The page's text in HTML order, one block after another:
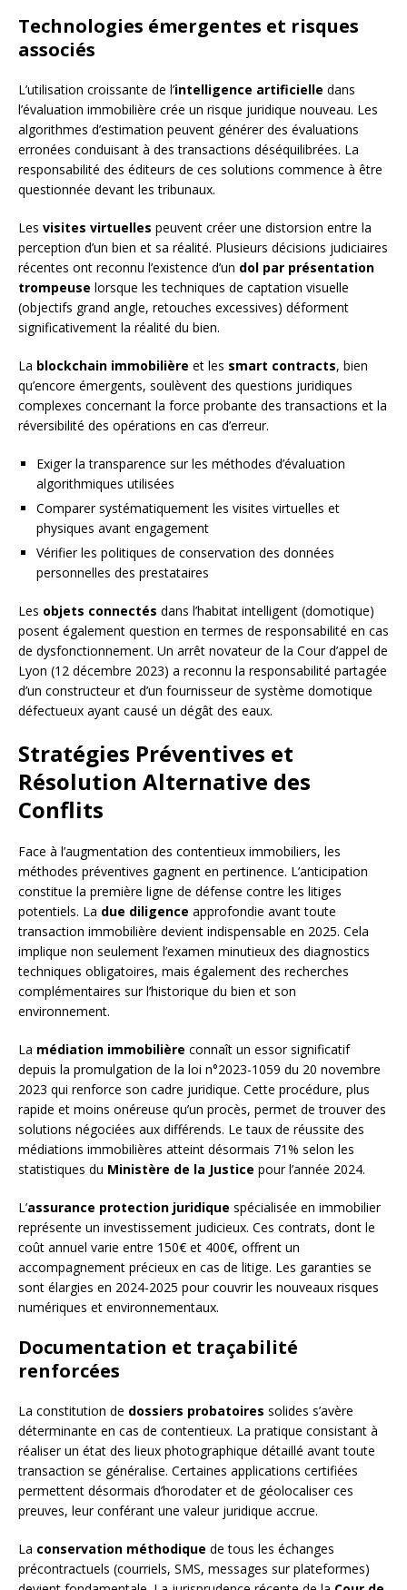
Technologies émergentes et risques
associés
L’utilisation croissante de l’intelligence artificielle dans
l’évaluation immobilière crée un risque juridique nouveau. Les
algorithmes d’estimation peuvent générer des évaluations
erronées conduisant à des transactions déséquilibrées. La
responsabilité des éditeurs de ces solutions commence à être
questionnée devant les tribunaux.
Les visites virtuelles peuvent créer une distorsion entre la
perception d’un bien et sa réalité. Plusieurs décisions judiciaires
récentes ont reconnu l’existence d’un dol par présentation
trompeuse lorsque les techniques de captation visuelle
(objectifs grand angle, retouches excessives) déforment
significativement la réalité du bien.
La blockchain immobilière et les smart contracts, bien
qu’encore émergents, soulèvent des questions juridiques
complexes concernant la force probante des transactions et la
réversibilité des opérations en cas d’erreur.
Exiger la transparence sur les méthodes d’évaluation
algorithmiques utilisées
Comparer systématiquement les visites virtuelles et
physiques avant engagement
Vérifier les politiques de conservation des données
personnelles des prestataires
Les objets connectés dans l’habitat intelligent (domotique)
posent également question en termes de responsabilité en cas
de dysfonctionnement. Un arrêt novateur de la Cour d’appel de
Lyon (12 décembre 2023) a reconnu la responsabilité partagée
d’un constructeur et d’un fournisseur de système domotique
défectueux ayant causé un dégât des eaux.
Stratégies Préventives et
Résolution Alternative des
Conflits
Face à l’augmentation des contentieux immobiliers, les
méthodes préventives gagnent en pertinence. L’anticipation
constitue la première ligne de défense contre les litiges
potentiels. La due diligence approfondie avant toute
transaction immobilière devient indispensable en 2025. Cela
implique non seulement l’examen minutieux des diagnostics
techniques obligatoires, mais également des recherches
complémentaires sur l’historique du bien et son
environnement.
La médiation immobilière connaît un essor significatif
depuis la promulgation de la loi n°2023-1059 du 20 novembre
2023 qui renforce son cadre juridique. Cette procédure, plus
rapide et moins onéreuse qu’un procès, permet de trouver des
solutions négociées aux différends. Le taux de réussite des
médiations immobilières atteint désormais 71% selon les
statistiques du Ministère de la Justice pour l’année 2024.
L’assurance protection juridique spécialisée en immobilier
représente un investissement judicieux. Ces contrats, dont le
coût annuel varie entre 150€ et 400€, offrent un
accompagnement précieux en cas de litige. Les garanties se
sont élargies en 2024-2025 pour couvrir les nouveaux risques
numériques et environnementaux.
Documentation et traçabilité
renforcées
La constitution de dossiers probatoires solides s’avère
déterminante en cas de contentieux. La pratique consistant à
réaliser un état des lieux photographique détaillé avant toute
transaction se généralise. Certaines applications certifiées
permettent désormais d’horodater et de géolocaliser ces
preuves, leur conférant une valeur juridique accrue.
La conservation méthodique de tous les échanges
précontractuels (courriels, SMS, messages sur plateformes)